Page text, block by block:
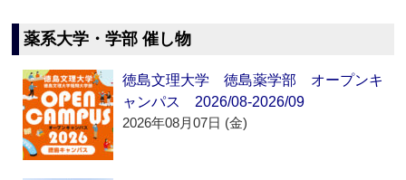
薬系大学・学部 催し物
徳島文理大学 徳島薬学部 オープンキ
ャンパス 2026/08-2026/09
2026年08月07日 (金)